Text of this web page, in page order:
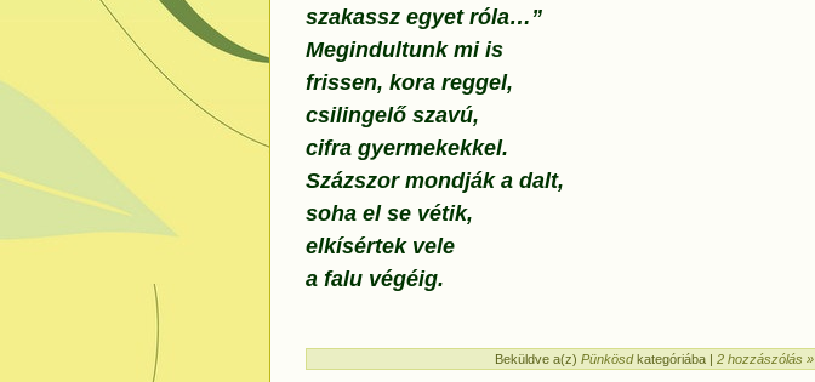
szakassz egyet róla…”
Megindultunk mi is
frissen, kora reggel,
csilingelő szavú,
cifra gyermekekkel.
Százszor mondják a dalt,
soha el se vétik,
elkísértek vele
a falu végéig.
Beküldve a(z) Pünkösdkategóriába | 2 hozzászólás »